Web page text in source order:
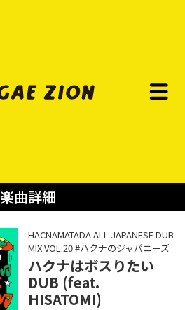
楽曲詳細
HACNAMATADA ALL JAPANESE DUB
MIX VOL:20 #ハクナのジャパニーズ
ハクナはボスりたい
DUB (feat.
HISATOMI)